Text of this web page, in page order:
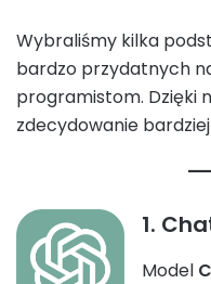
Wybraliśmy kilka
bardzo przydatnych
programistom. Dzięki
zdecydowanie
1.
Model